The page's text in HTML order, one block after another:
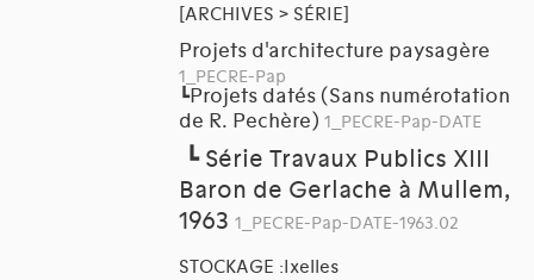
[ARCHIVES > SÉRIE]
Projets d'architecture paysagère
1_PECRE-Pap
┗Projets datés (Sans numérotation
de R. Pechère) 1_PECRE-Pap-DATE
┗ Série Travaux Publics XIII
Baron de Gerlache à Mullem,
1963 1_PECRE-Pap-DATE-1963.02
STOCKAGE :Ixelles